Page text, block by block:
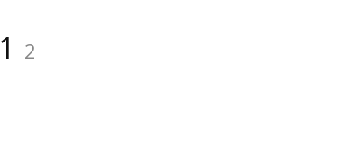
Page
1 Page
2